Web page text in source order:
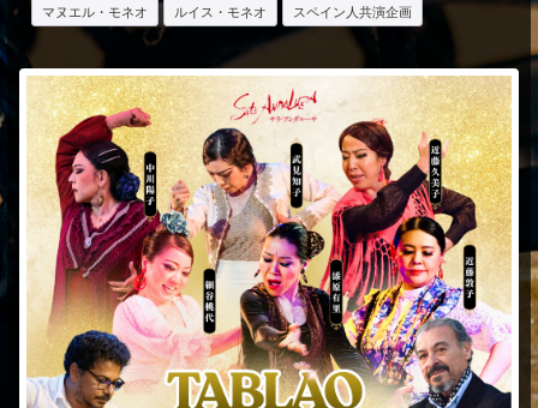
マヌエル・モネオ ルイス・モネオ スペイン人共演企画